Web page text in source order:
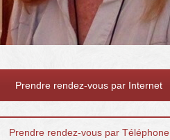
Prendre rendez-vous par Internet
Prendre rendez-vous par Téléphone